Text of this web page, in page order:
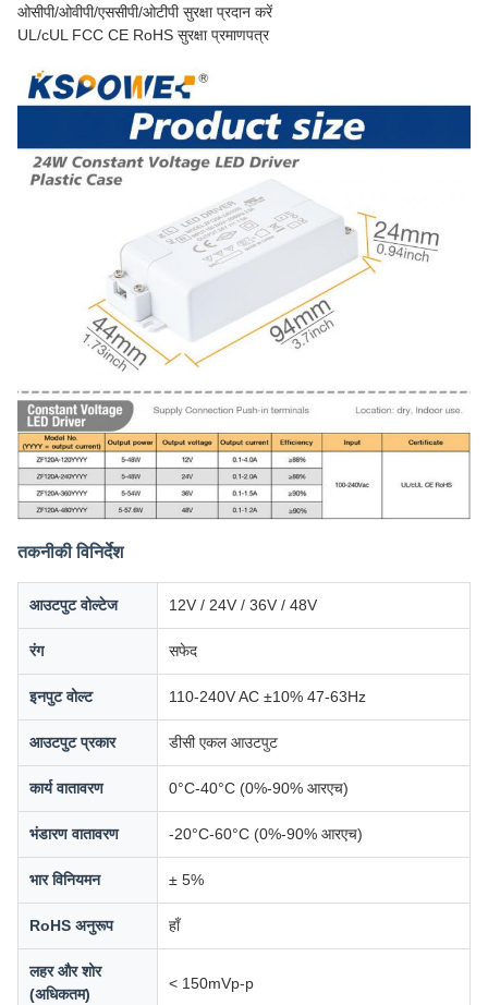
ओसीपी/ओवीपी/एससीपी/ओटीपी सुरक्षा प्रदान करें
UL/cUL FCC CE RoHS सुरक्षा प्रमाणपत्र
तकनीकी विनिर्देश
आउटपुट वोल्टेज 12V / 24V / 36V / 48V
रंग सफेद
इनपुट वोल्ट 110-240V AC ±10% 47-63Hz
आउटपुट प्रकार डीसी एकल आउटपुट
कार्य वातावरण 0°C-40°C (0%-90% आरएच)
भंडारण वातावरण -20°C-60°C (0%-90% आरएच)
भार विनियमन ± 5%
RoHS अनुरूप हाँ
लहर और शोर
(अधिकतम)
< 150mVp-p